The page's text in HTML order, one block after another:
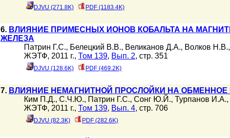
DJVU (271.8K) PDF (1183.4K)
6. ВЛИЯНИЕ ПРИМЕСНЫХ ИОНОВ КОБАЛЬТА НА
ЖЕЛЕЗА
Патрин Г.С., Белецкий В.В., Великанов Д.А., Волков Н.В.,
ЖЭТФ, 2011 г., Том 139, Вып. 2, стр. 351
DJVU (128.6K) PDF (469.2K)
7. ВЛИЯНИЕ НЕМАГНИТНОЙ ПРОСЛОЙКИ НА ОБМЕННОЕ
Ким П.Д., С.Ч.Ю., Патрин Г.С., Сонг Ю.Й., Турпанов И.А.,
ЖЭТФ, 2011 г., Том 139, Вып. 4, стр. 706
DJVU (82.3K) PDF (282.6K)